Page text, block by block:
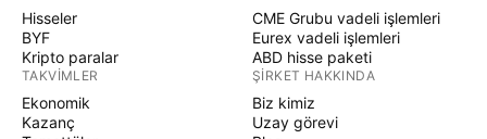
Hisseler
BYF
Kripto paralar
TAKVIMLER
Ekonomik
Kazanç
CME Grubu vadeli işlemleri
Eurex vadeli işlemleri
ABD hisse paketi
ŞIRKET HAKKINDA
Biz kimiz
Uzay görevi